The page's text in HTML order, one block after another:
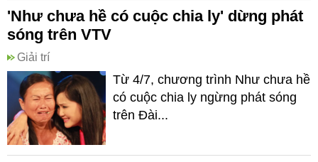
'Như chưa hề có cuộc chia ly' dừng phát
sóng trên VTV
Giải trí
Từ 4/7, chương trình Như chưa hề
có cuộc chia ly ngừng phát sóng
trên Đài...